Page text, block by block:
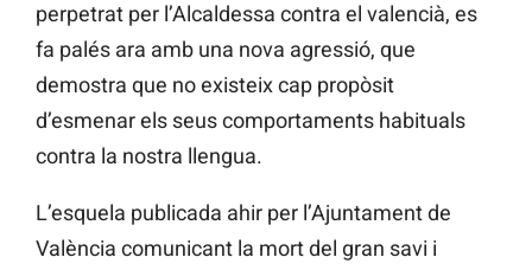
perpetrat per l’Alcaldessa contra el valencià, es
fa palés ara amb una nova agressió, que
demostra que no existeix cap propòsit
d’esmenar els seus comportaments habituals
contra la nostra llengua.
L’esquela publicada ahir per l’Ajuntament de
València comunicant la mort del gran savi i